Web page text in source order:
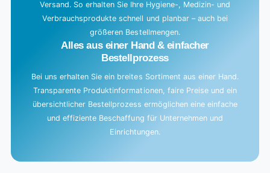
Versand. So erhalten Sie Ihre Hygiene-, Medizin- und
Verbrauchsprodukte schnell und planbar – auch bei
größeren Bestellmengen.
Alles aus einer Hand & einfacher
Bestellprozess
Bei uns erhalten Sie ein breites Sortiment aus einer Hand.
Transparente Produktinformationen, faire Preise und ein
übersichtlicher Bestellprozess ermöglichen eine einfache
und effiziente Beschaffung für Unternehmen und
Einrichtungen.